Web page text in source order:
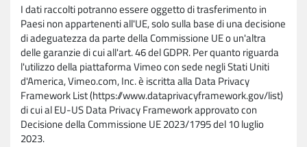
I dati raccolti potranno essere oggetto di trasferimento in
Paesi non appartenenti all'UE, solo sulla base di una decisione
di adeguatezza da parte della Commissione UE o un'altra
delle garanzie di cui all'art. 46 del GDPR. Per quanto riguarda
l'utilizzo della piattaforma Vimeo con sede negli Stati Uniti
d'America, Vimeo.com, Inc. è iscritta alla Data Privacy
Framework List (https://www.dataprivacyframework.gov/list)
di cui al EU-US Data Privacy Framework approvato con
Decisione della Commissione UE 2023/1795 del 10 luglio
2023.